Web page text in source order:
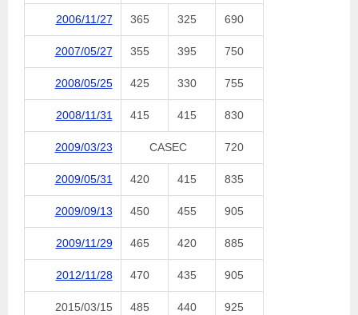
2006/11/27 365 325 690
2007/05/27 355 395 750
2008/05/25 425 330 755
2008/11/31 415 415 830
2009/03/23 CASEC 720
2009/05/31 420 415 835
2009/09/13 450 455 905
2009/11/29 465 420 885
2012/11/28 470 435 905
2015/03/15 485 440 925